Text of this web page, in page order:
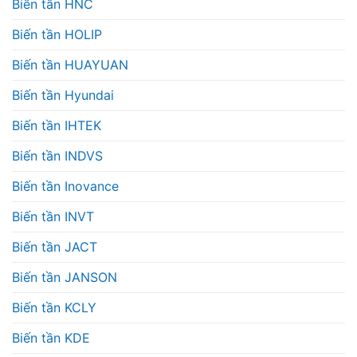
Biến tần HNC
Biến tần HOLIP
Biến tần HUAYUAN
Biến tần Hyundai
Biến tần IHTEK
Biến tần INDVS
Biến tần Inovance
Biến tần INVT
Biến tần JACT
Biến tần JANSON
Biến tần KCLY
Biến tần KDE